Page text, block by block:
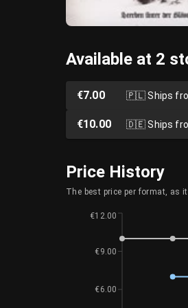
Available at 2
€7.00 🇵🇱Ships
€10.00 🇩🇪Ships
Price History
The best price per format, as
€6.00
€9.00
€12.00